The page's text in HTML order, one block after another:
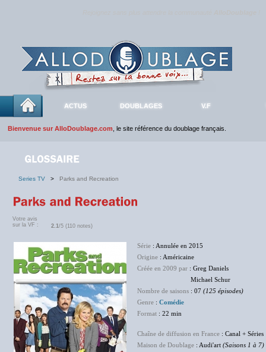
ACTUS DOUBLAGES V.F
Bienvenue sur AlloDoublage.com , le site référence du doublage français.
Series TV > Parks and Recreation
Votre avis
sur la VF :
2.1/5 (110 notes)
Série : Annulée en 2015
Origine : Américaine
Créée en 2009 par : Greg Daniels
Michael Schur
Nombre de saisons : 07 (125 épisodes)
Genre : Comédie
Format : 22 min
Chaîne de diffusion en France : Canal + Séries
Maison de Doublage : Audi'art (Saisons 1 à 7)